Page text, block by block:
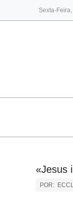
Sexta-
«Jesus
POR: